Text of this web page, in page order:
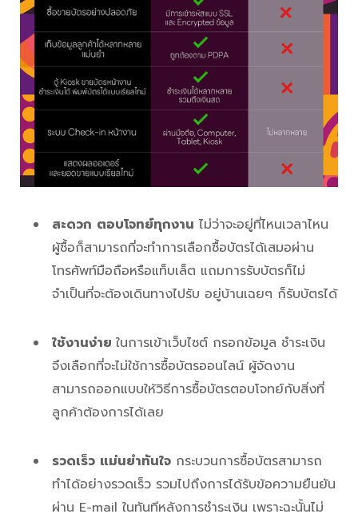
สะดวก ตอบโจทย์ทุกงาน ไม่ว่าจะอยู่ที่ไหนเวลาไหน
ผู้ซื้อก็สามารถที่จะทำการเลือกซื้อบัตรได้เสมอผ่าน
โทรศัพท์มือถือหรือแท็บเล็ต แถมการรับบัตรก็ไม่
จำเป็นที่จะต้องเดินทางไปรับ อยู่บ้านเฉยๆ ก็รับบัตรได้
ใช้งานง่ายในการเข้าเว็บไซต์ กรอกข้อมูล ชำระเงิน
จึงเลือกที่จะไม่ใช้การซื้อบัตรออนไลน์ ผู้จัดงาน
สามารถออกแบบให้วิธีการซื้อบัตรตอบโจทย์กับสิ่งที่
ลูกค้าต้องการได้เลย
รวดเร็ว แม่นยำทันใจ กระบวนการซื้อบัตรสามารถ
ทำได้อย่างรวดเร็ว รวมไปถึงการได้รับข้อความยืนยัน
ผ่าน E-mail ในทันทีหลังการชำระเงิน เพราะฉะนั้นไม่